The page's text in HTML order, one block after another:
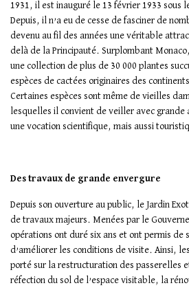
1931, il est inauguré le 13 février 1933 sous
Depuis, il n’a eu de cesse de fasciner de
devenu au fil des années une véritable
delà de la Principauté. Surplombant
une collection de plus de 30 000 plantes
espèces de cactées originaires des
Certaines espèces sont même de vieilles
lesquelles il convient de veiller avec grande
une vocation scientifique, mais aussi
Des travaux de grande envergure
Depuis son ouverture au public, le Jardin
de travaux majeurs. Menées par le
opérations ont duré six ans et ont permis de
d’améliorer les conditions de visite. Ainsi,
porté sur la restructuration des passerelles
réfection du sol de l’espace visitable, la